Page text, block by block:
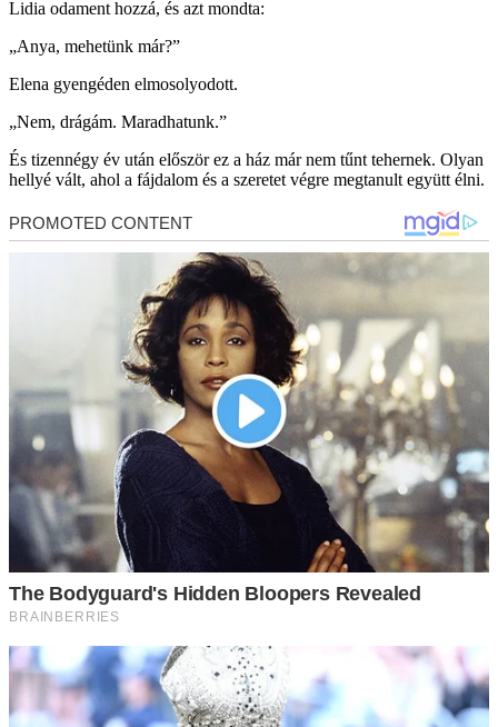
Lidia odament hozzá, és azt mondta:
„Anya, mehetünk már?”
Elena gyengéden elmosolyodott.
„Nem, drágám. Maradhatunk.”
És tizennégy év után először ez a ház már nem tűnt tehernek. Olyan
hellyé vált, ahol a fájdalom és a szeretet végre megtanult együtt élni.